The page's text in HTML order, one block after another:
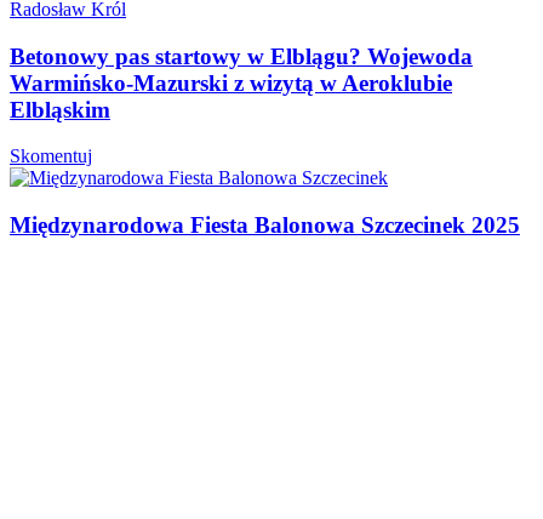
Betonowy pas startowy w Elblągu? Wojewoda
Warmińsko-Mazurski z wizytą w Aeroklubie
Elbląskim
Skomentuj
Międzynarodowa Fiesta Balonowa Szczecinek 2025